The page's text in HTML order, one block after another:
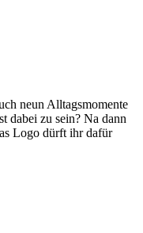
neun Alltagsmomente
dabei zu sein? Na dann
Logo dürft ihr dafür